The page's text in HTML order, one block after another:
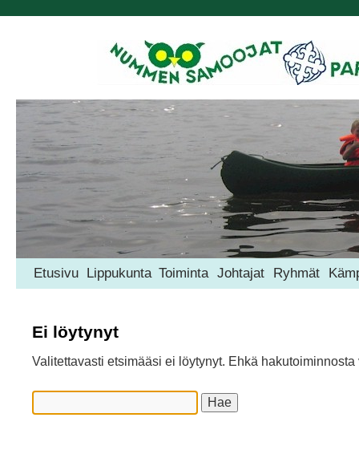
Etusivu Lippukunta Toiminta Johtajat Ryhmät
Ei löytynyt
Valitettavasti etsimääsi ei löytynyt. Ehkä